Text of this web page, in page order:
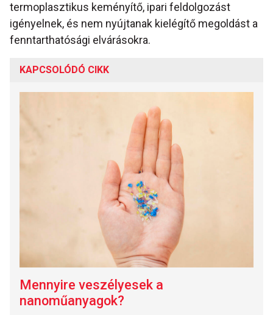
termoplasztikus keményítő, ipari feldolgozást
igényelnek, és nem nyújtanak kielégítő megoldást a
fenntarthatósági elvárásokra.
KAPCSOLÓDÓ CIKK
Mennyire veszélyesek a
nanoműanyagok?